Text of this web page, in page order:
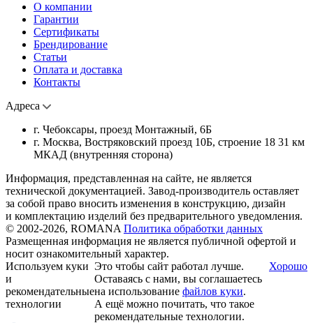
О компании
Гарантии
Сертификаты
Брендирование
Статьи
Оплата и доставка
Контакты
Адреса
г. Чебоксары, проезд Монтажный, 6Б
г. Москва, Востряковский проезд 10Б, строение 18 31 км
МКАД (внутренняя сторона)
Информация, представленная на сайте, не является
технической документацией. Завод-производитель оставляет
за собой право вносить изменения в конструкцию, дизайн
и комплектацию изделий без предварительного уведомления.
© 2002-2026, ROMANA Политика обработки данных
Размещенная информация не является публичной офертой и
носит ознакомительный характер.
Используем куки
и
рекомендательные
технологии
Это чтобы сайт работал лучше.
Оставаясь с нами, вы соглашаетесь
на использование файлов куки.
А ещё можно почитать, что такое
рекомендательные технологии.
Хорошо